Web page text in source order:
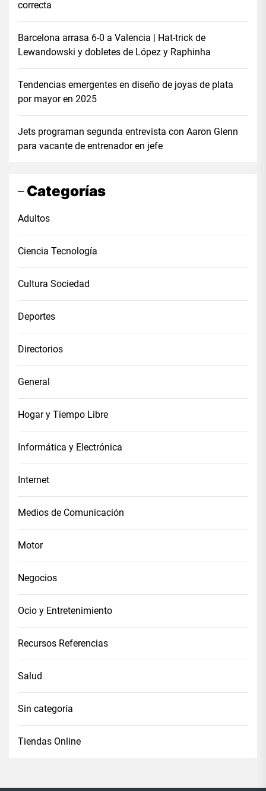
correcta
Barcelona arrasa 6-0 a Valencia | Hat-trick de
Lewandowski y dobletes de López y Raphinha
Tendencias emergentes en diseño de joyas de plata
por mayor en 2025
Jets programan segunda entrevista con Aaron Glenn
para vacante de entrenador en jefe
Categorías
Adultos
Ciencia Tecnología
Cultura Sociedad
Deportes
Directorios
General
Hogar y Tiempo Libre
Informática y Electrónica
Internet
Medios de Comunicación
Motor
Negocios
Ocio y Entretenimiento
Recursos Referencias
Salud
Sin categoría
Tiendas Online